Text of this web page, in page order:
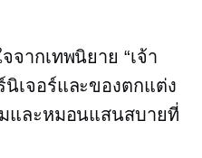
จากเทพนิยาย “เจ้า
เจอร์และของตกแต่ง
และหมอนแสนสบายที่